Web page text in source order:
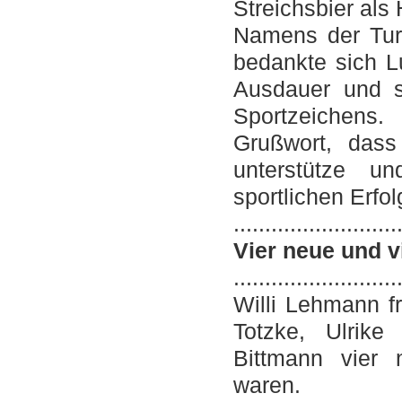
Streichsbier als
Namens der
bedankte sich
Ausdauer und
Grußwort,
unterstütze
sportlichen
Vier neue und
Willi Lehmann
Totzke,
Bittmann vier
waren.